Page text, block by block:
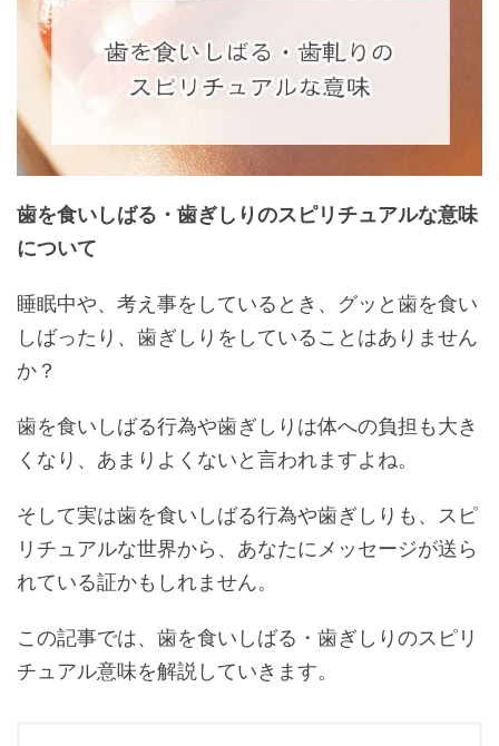
歯を食いしばる・歯ぎしりのスピリチュアルな意味
について
睡眠中や、考え事をしているとき、グッと歯を食い
しばったり、歯ぎしりをしていることはありません
か？
歯を食いしばる行為や歯ぎしりは体への負担も大き
くなり、あまりよくないと言われますよね。
そして実は歯を食いしばる行為や歯ぎしりも、スピ
リチュアルな世界から、あなたにメッセージが送ら
れている証かもしれません。
この記事では、歯を食いしばる・歯ぎしりのスピリ
チュアル意味を解説していきます。